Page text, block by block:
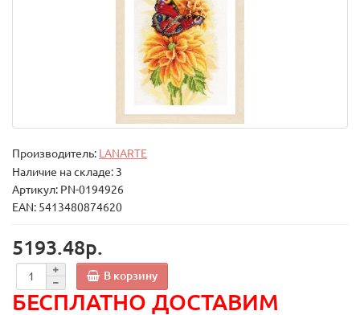
Производитель: LANARTE
Наличие на складе: 3
Артикул: PN-0194926
EAN: 5413480874620
5193.48р.
В корзину
БЕСПЛАТНО ДОСТАВИМ